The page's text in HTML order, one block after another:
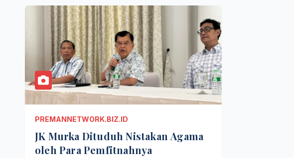
PREMANNETWORK.BIZ.ID
JK Murka Dituduh Nistakan Agama
oleh Para Pemfitnahnya